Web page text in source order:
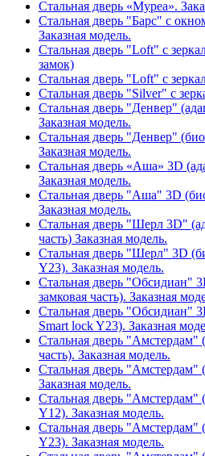
Стальная дверь «Муреа».
Стальная дверь "Барс" с
Заказная модель.
Стальная дверь "Loft" с
замок)
Стальная дверь "Loft" с
Стальная дверь "Silver" с
Стальная дверь "Денвер"
Заказная модель.
Стальная дверь "Денвер"
Заказная модель.
Стальная дверь «Аша» 3D
Заказная модель.
Стальная дверь "Аша" 3D
Заказная модель.
Стальная дверь "Шерл 3D"
часть) Заказная модель.
Стальная дверь "Шерл" 3D
Y23). Заказная модель.
Стальная дверь "Обсидиан"
замковая часть). Заказная
Стальная дверь "Обсидиан"
Smart lock Y23). Заказная
Стальная дверь "Амстердам"
часть). Заказная модель.
Стальная дверь "Амстердам"
Заказная модель.
Стальная дверь "Амстердам"
Y12). Заказная модель.
Стальная дверь "Амстердам"
Y23). Заказная модель.